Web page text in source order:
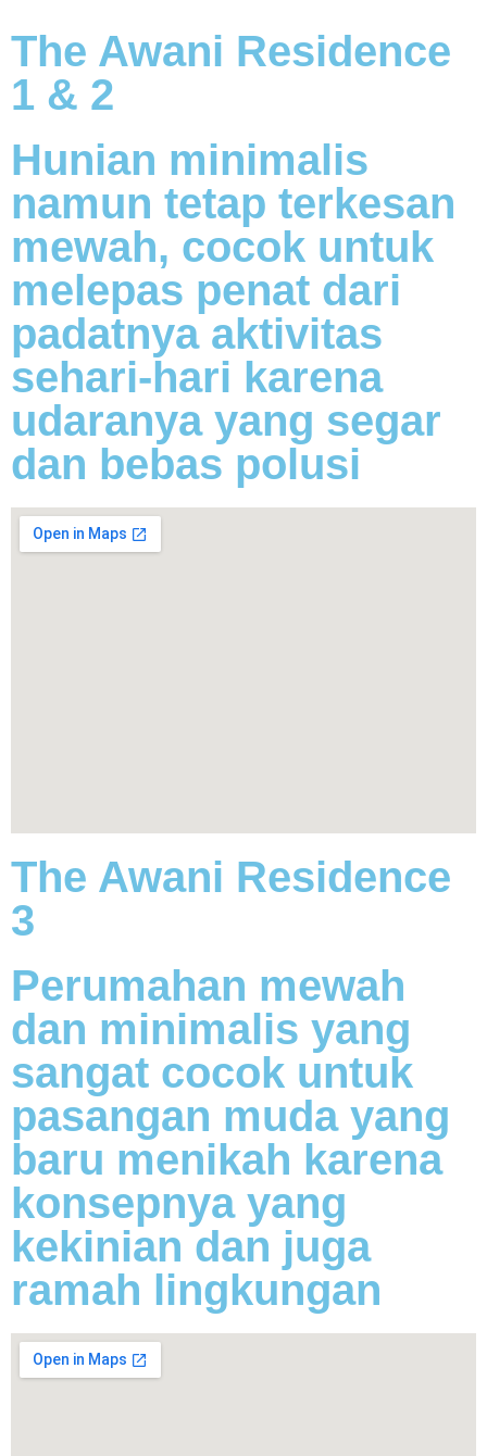
The Awani Residence
1 & 2
Hunian minimalis
namun tetap terkesan
mewah, cocok untuk
melepas penat dari
padatnya aktivitas
sehari-hari karena
udaranya yang segar
dan bebas polusi
The Awani Residence
3
Perumahan mewah
dan minimalis yang
sangat cocok untuk
pasangan muda yang
baru menikah karena
konsepnya yang
kekinian dan juga
ramah lingkungan